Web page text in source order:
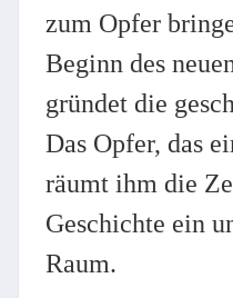
zum Opfer
Beginn des
gründet die
Das Opfer, das
räumt ihm die
Geschichte ein
Raum.